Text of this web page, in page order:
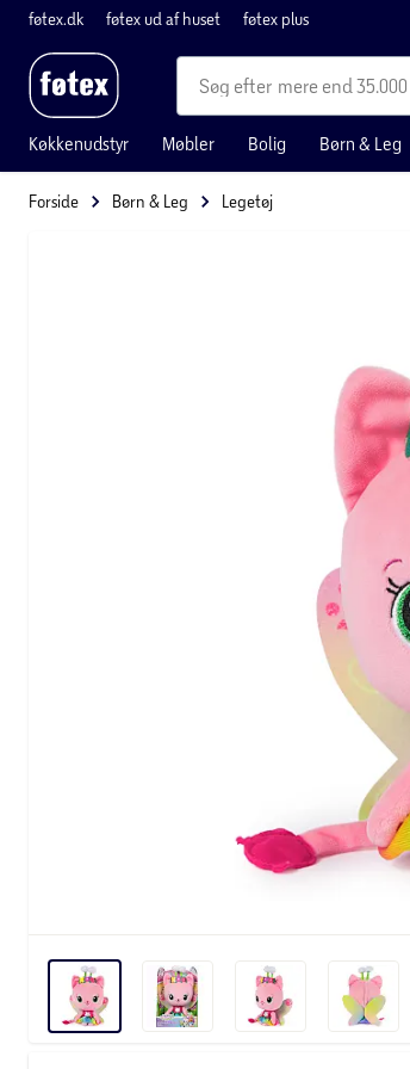
føtex.dk føtex ud af huset føtex plus
mere end
Køkkenudstyr Møbler Bolig Børn & Leg
Forside Børn & Leg Legetøj